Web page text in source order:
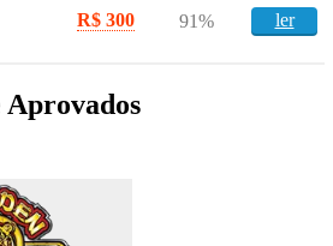
R$ 300 91% ler
Aprovados